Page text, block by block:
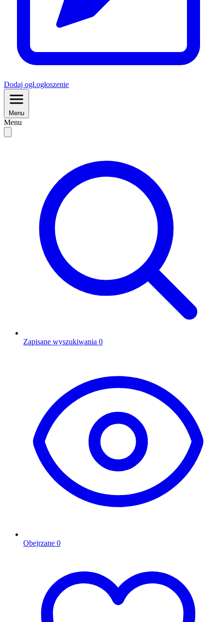
Dodaj ogł.ogłoszenie
Menu
Menu
Zapisane wyszukiwania 0
Obejrzane 0